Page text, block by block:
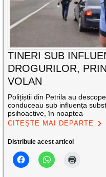
TINERI SUB
DROGURILOR,
VOLAN
Polițiștii din Petrila au
conduceau sub influența
psihoactive, în noaptea
CITEȘTE MAI DEPARTE
Distribuie acest articol